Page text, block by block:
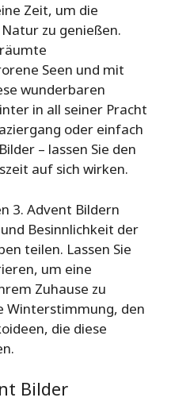
Zeit, um die
zu genießen.
Seen und mit
wunderbaren
in all seiner Pracht
oder einfach
– lassen Sie den
auf sich wirken.
3. Advent Bildern
Besinnlichkeit der
teilen. Lassen Sie
um eine
Zuhause zu
Winterstimmung, den
die diese
Bilder